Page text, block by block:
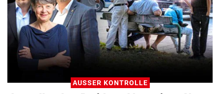
AUSSER KONTROLLE